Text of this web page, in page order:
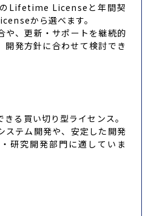
Lifetime Licenseと年間契
から選べます。
や、更新・サポートを継続的
開発方針に合わせて検討でき
る買い切り型ライセンス。
ステム開発や、安定した開発
研究開発部門に適していま